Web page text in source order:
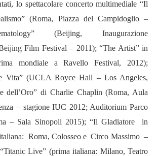
lo spettacolare concerto multimediale “Il
(Roma, Piazza del Campidoglio –
(Beijing, Inaugurazione
Film Festival – 2011); “The Artist” in
mondiale a Ravello Festival, 2012);
Vita” (UCLA Royce Hall – Los Angeles,
dell’Oro” di Charlie Chaplin (Roma, Aula
– stagione IUC 2012; Auditorium Parco
– Sala Sinopoli 2015); “Il Gladiatore in
Roma, Colosseo e Circo Massimo –
Live” (prima italiana: Milano, Teatro